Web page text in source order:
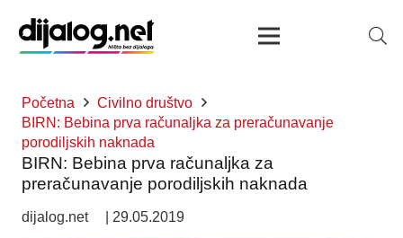
Početna
Civilno društvo
BIRN: Bebina prva računaljka za preračunavanje
porodiljskih naknada
BIRN: Bebina prva računaljka za
preračunavanje porodiljskih naknada
dijalog.net 29.05.2019